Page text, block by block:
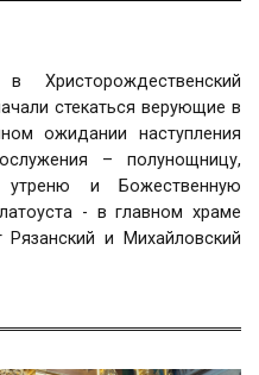
стекаться верующие в
ожидании наступления
– полунощницу,
утреню и Божественную
- в главном храме
Рязанский и Михайловский